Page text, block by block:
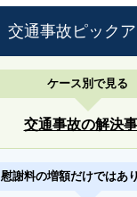
交通事故ピック
ケース別で見る
交通事故の解決
慰謝料の増額だけではあ